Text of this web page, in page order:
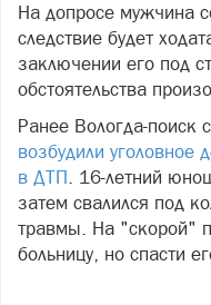
На допросе мужчина
следствие будет
заключении его под
обстоятельства
Ранее Вологда-поиск
возбудили уголовное
в ДТП. 16-летний
затем свалился под
травмы. На "скорой"
больницу, но спасти